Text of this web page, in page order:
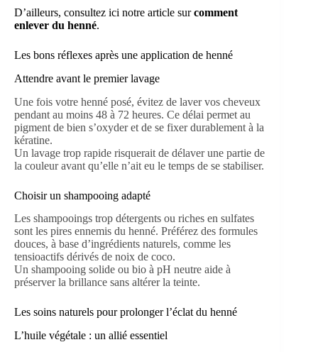
D’ailleurs, consultez ici notre article sur comment
enlever du henné.
Les bons réflexes après une application de henné
Attendre avant le premier lavage
Une fois votre henné posé, évitez de laver vos cheveux
pendant au moins 48 à 72 heures. Ce délai permet au
pigment de bien s’oxyder et de se fixer durablement à la
kératine.
Un lavage trop rapide risquerait de délaver une partie de
la couleur avant qu’elle n’ait eu le temps de se stabiliser.
Choisir un shampooing adapté
Les shampooings trop détergents ou riches en sulfates
sont les pires ennemis du henné. Préférez des formules
douces, à base d’ingrédients naturels, comme les
tensioactifs dérivés de noix de coco.
Un shampooing solide ou bio à pH neutre aide à
préserver la brillance sans altérer la teinte.
Les soins naturels pour prolonger l’éclat du henné
L’huile végétale : un allié essentiel